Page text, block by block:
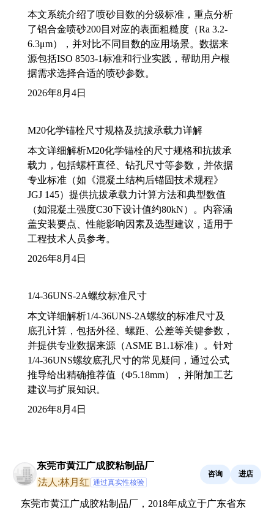
本文系统介绍了喷砂目数的分级标准，重点分析
了铝合金喷砂200目对应的表面粗糙度（Ra 3.2-
6.3μm），并对比不同目数的应用场景。数据来
源包括ISO 8503-1标准和行业实践，帮助用户根
据需求选择合适的喷砂参数。
2026年8月4日
M20化学锚栓尺寸规格及抗拔承载力详解
本文详细解析M20化学锚栓的尺寸规格和抗拔承
载力，包括螺杆直径、钻孔尺寸等参数，并依据
专业标准（如《混凝土结构后锚固技术规程》
JGJ 145）提供抗拔承载力计算方法和典型数值
（如混凝土强度C30下设计值约80kN）。内容涵
盖安装要点、性能影响因素及选型建议，适用于
工程技术人员参考。
2026年8月4日
1/4-36UNS-2A螺纹标准尺寸
本文详细解析1/4-36UNS-2A螺纹的标准尺寸及
底孔计算，包括外径、螺距、公差等关键参数，
并提供专业数据来源（ASME B1.1标准）。针对
1/4-36UNS螺纹底孔尺寸的常见疑问，通过公式
推导给出精确推荐值（Φ5.18mm），并附加工艺
建议与扩展知识。
2026年8月4日
东莞市黄江广成胶粘制品厂
法人:林月红 通过真实性核验
咨询 进店
东莞市黄江广成胶粘制品厂，2018年成立于广东省东